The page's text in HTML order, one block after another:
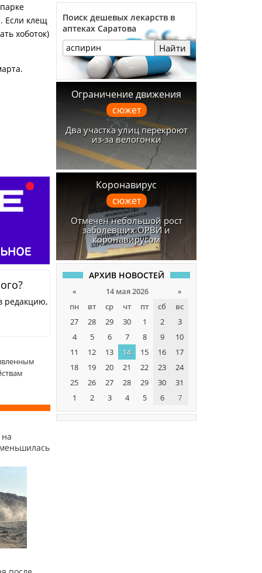
Если клещ
хоботок)
редакцию,
Поиск дешевых лекарств в
аптеках Саратова
Найти
Ограничение движения
сюжет
Два участка улиц перекроют
из-за велогонки
Коронавирус
сюжет
Отмечен небольшой рост
заболевших ОРВИ и
коронавирусом
АРХИВ НОВОСТЕЙ
« 14 мая 2026
»
пн
вт ср чт пт сб
вс
27
28 29 30 1 2
3
4
5 6 7 8 9
10
11
12 13 14 15 16
17
18
19 20 21 22 23
24
25
26 27 28 29 30
31
1
2 3 4 5 6 7